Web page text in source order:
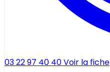
03 22 97 40 40Voir la fiche